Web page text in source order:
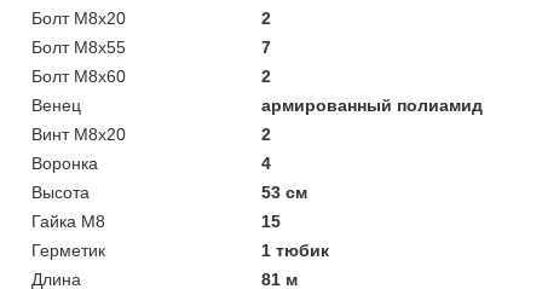
Болт М8х20
2
Болт М8х55
7
Болт М8х60
2
Венец
армированный полиамид
Винт М8х20
2
Воронка
4
Высота
53 см
Гайка М8
15
Герметик
1 тюбик
Длина
81 м